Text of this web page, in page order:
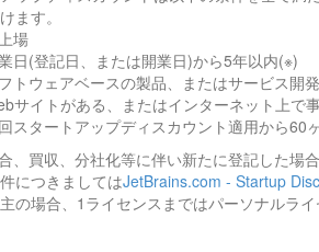
ます。
場
日(登記日、または開業日)から5年以内(※)
トウェアベースの製品、またはサービス開
サイトがある、またはインターネット上で
スタートアップディスカウント適用から60
、買収、分社化等に伴い新たに登記した場
につきましてはJetBrains.com - Startup
の場合、1ライセンスまではパーソナルラ